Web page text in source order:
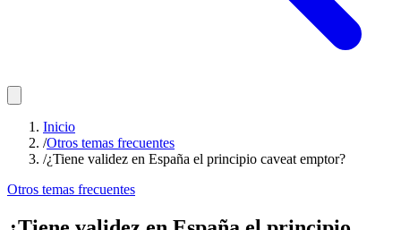
Inicio
/Otros temas frecuentes
/¿Tiene validez en España el principio caveat emptor?
Otros temas frecuentes